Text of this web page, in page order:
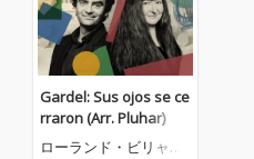
Gardel: Sus ojos se ce
rraron (Arr. Pluhar)
ローランド・ビリャソ